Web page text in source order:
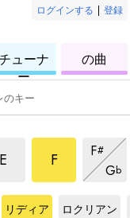
ログインする | 登録
ューナ
ー
ク
レ
の曲
のキー
ール
ール
E
ディアスケール
F
リディアスケ
F#
リディ
Gb
リデ
リディア
スケール
F
ロクリアン
スケール